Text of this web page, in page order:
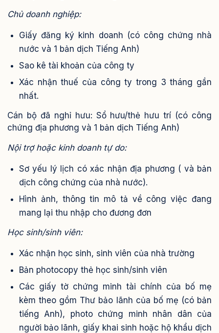
Chủ doanh nghiệp:
Giấy đăng ký kinh doanh (có công chứng nhà
nước và 1 bản dịch Tiếng Anh)
Sao kê tài khoản của công ty
Xác nhận thuế của công ty trong 3 tháng gần
nhất.
Cán bộ đã nghỉ hưu: Sổ hưu/thẻ hưu trí (có công
chứng địa phương và 1 bản dịch Tiếng Anh)
Nội trợ hoặc kinh doanh tự do:
Sơ yếu lý lịch có xác nhận địa phương ( và bản
dịch công chứng của nhà nước).
Hình ảnh, thông tin mô tả về công việc đang
mang lại thu nhập cho đương đơn
Học sinh/sinh viên:
Xác nhận học sinh, sinh viên của nhà trường
Bản photocopy thẻ học sinh/sinh viên
Các giấy tờ chứng minh tài chính của bố mẹ
kèm theo gồm Thư bảo lãnh của bố mẹ (có bản
tiếng Anh), photo chứng minh nhân dân của
người bảo lãnh, giấy khai sinh hoặc hộ khẩu dịch